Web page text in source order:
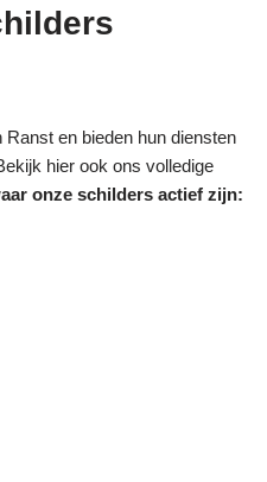
en bieden hun diensten
hier ook ons volledige
onze schilders actief zijn: